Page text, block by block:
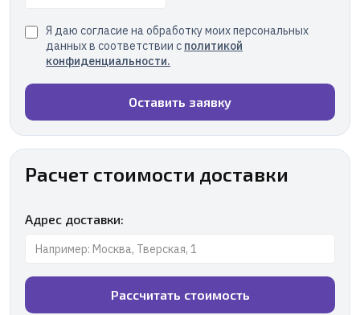
Я даю согласие на обработку моих персональных
данных в соответствии с политикой
конфиденциальности.
Оставить заявку
Расчет стоимости доставки
Адрес доставки:
Рассчитать стоимость